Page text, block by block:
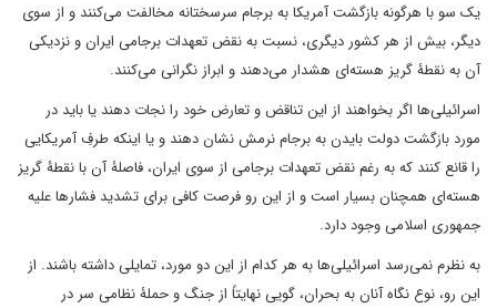
یک سو با هرگونه بازگشت آمریکا به برجام سرسختانه مخالفت می‌کنند و از سوی
دیگر، بیش از هر کشور دیگری، نسبت به نقض تعهدات برجامی ایران و نزدیکی
آن به نقطۀ گریز هسته‌ای هشدار می‌دهند و ابراز نگرانی می‌کنند.
اسرائیلی‌ها اگر بخواهند از این تناقض و تعارض خود را نجات دهند یا باید در
مورد بازگشت دولت بایدن به برجام نرمش نشان دهند و یا اینکه طرفِ آمریکایی
را قانع کنند که به رغم نقض تعهدات برجامی از سوی ایران، فاصلۀ آن با نقطۀ گریز
هسته‌ای همچنان بسیار است و از این رو فرصت کافی برای تشدید فشارها علیه
جمهوری اسلامی وجود دارد.
به نظرم نمی‌رسد اسرائیلی‌ها به هر کدام از این دو مورد، تمایلی داشته باشند. از
این رو، نوع نگاه آنان به بحران، گویی نهایتاً از جنگ و حملۀ نظامی سر در